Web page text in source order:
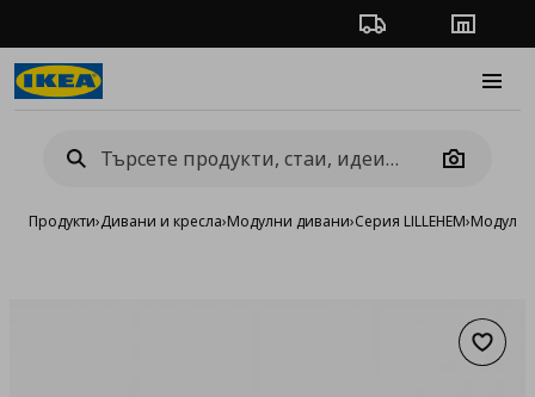
Проследяване на
Camera
Продукти›Дивани и кресла›Модулни дивани›Серия LILLEHEM›Модули